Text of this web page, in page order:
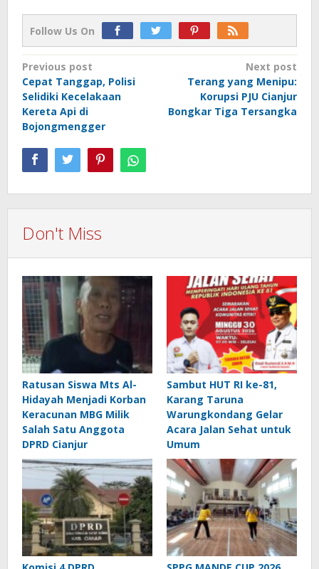
Follow Us On
Post
navigation
Previous post
Cepat Tanggap, Polisi
Selidiki Kecelakaan
Kereta Api di
Bojongmengger
Next post
Terang yang Menipu:
Korupsi PJU Cianjur
Bongkar Tiga Tersangka
Don't Miss
Ratusan Siswa Mts Al-
Hidayah Menjadi Korban
Keracunan MBG Milik
Salah Satu Anggota
DPRD Cianjur
Sambut HUT RI ke-81,
Karang Taruna
Warungkondang Gelar
Acara Jalan Sehat untuk
Umum